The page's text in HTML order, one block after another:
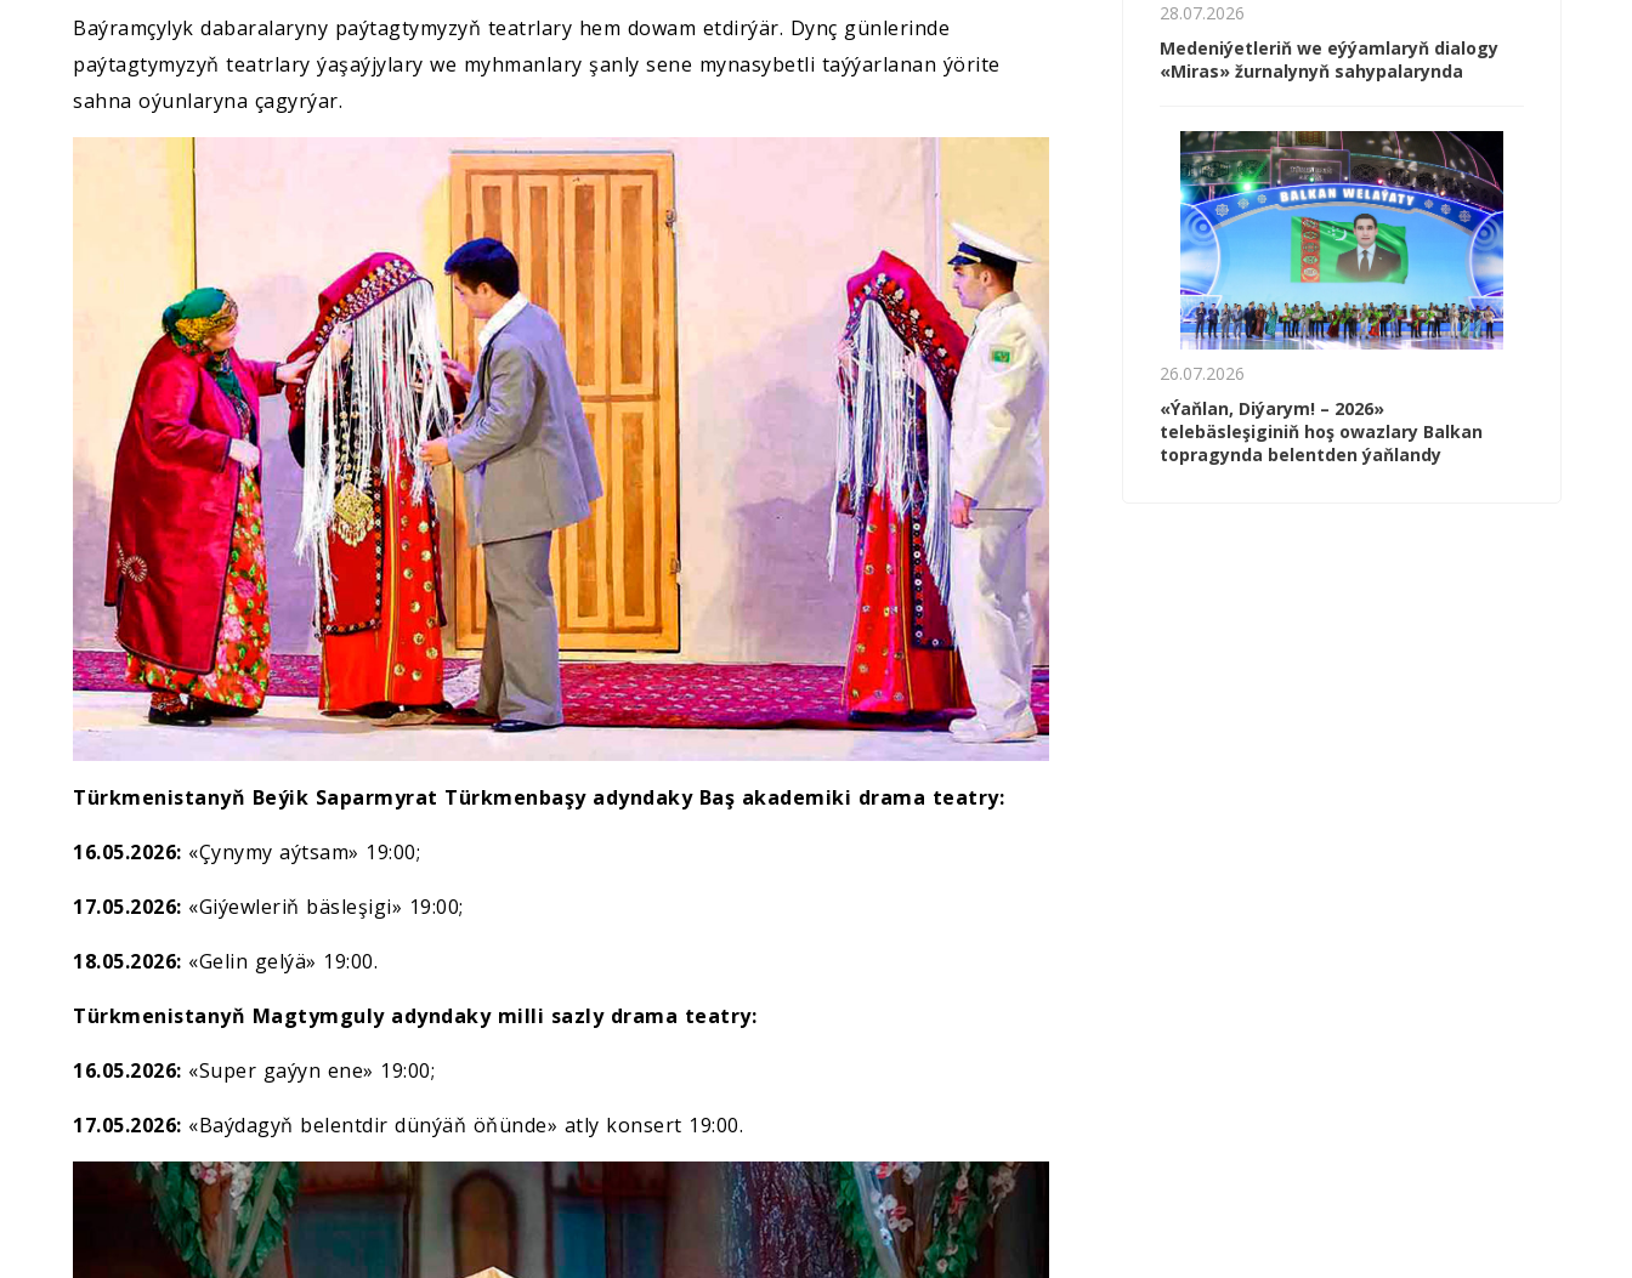
Baýramçylyk dabaralaryny paýtagtymyzyň teatrlary hem dowam etdirýär. Dynç günlerinde
paýtagtymyzyň teatrlary ýaşaýjylary we myhmanlary şanly sene mynasybetli taýýarlanan ýörite
sahna oýunlaryna çagyrýar.
Türkmenistanyň Beýik Saparmyrat Türkmenbaşy adyndaky Baş akademiki drama teatry:
16.05.2026: «Çynymy aýtsam» 19:00;
17.05.2026: «Giýewleriň bäsleşigi» 19:00;
18.05.2026: «Gelin gelýä» 19:00.
Türkmenistanyň Magtymguly adyndaky milli sazly drama teatry:
16.05.2026: «Super gaýyn ene» 19:00;
17.05.2026: «Baýdagyň belentdir dünýäň öňünde» atly konsert 19:00.
28.07.2026
Medeniýetleriň we eýýamlaryň dialogy
«Miras» žurnalynyň sahypalarynda
26.07.2026
«Ýaňlan, Diýarym! – 2026»
telebäsleşiginiň hoş owazlary Balkan
topragynda belentden ýaňlandy